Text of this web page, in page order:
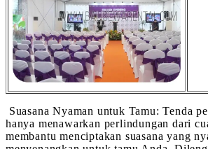
Suasana Nyaman untuk Tamu: Tenda
hanya menawarkan perlindungan dari
membantu menciptakan suasana yang